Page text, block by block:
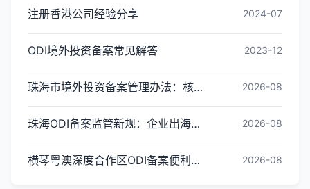
注册香港公司经验分享 2024-07
ODI境外投资备案常见解答 2023-12
珠海市境外投资备案管理办法：核心内容与办理指引 2026-08
珠海ODI备案监管新规：企业出海投资合规红线梳理 2026-08
横琴粤澳深度合作区ODI备案便利化政策全解读 2026-08